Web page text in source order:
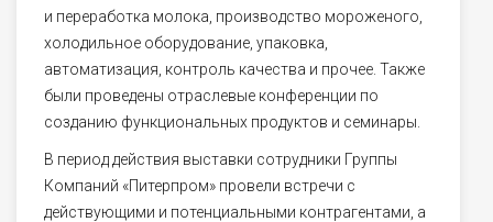
и переработка молока, производство мороженого,
холодильное оборудование, упаковка,
автоматизация, контроль качества и прочее. Также
были проведены отраслевые конференции по
созданию функциональных продуктов и семинары.
В период действия выставки сотрудники Группы
Компаний «Питерпром» провели встречи с
действующими и потенциальными контрагентами, а